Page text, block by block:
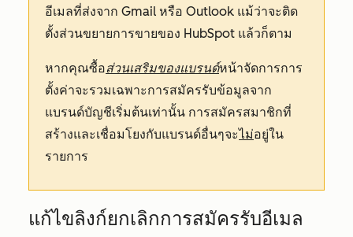
อีเมลที่ส่งจาก Gmail หรือ Outlook แม้ว่าจะติด
ตั้งส่วนขยายการขายของ HubSpot แล้วก็ตาม
หากคุณซื้อส่วนเสริมของแบรนด์หน้าจัดการการ
ตั้งค่าจะรวมเฉพาะการสมัครรับข้อมูลจาก
แบรนด์บัญชีเริ่มต้นเท่านั้น การสมัครสมาชิกที่
สร้างและเชื่อมโยงกับแบรนด์อื่นๆจะไม่อยู่ใน
รายการ
แก้ไขลิงก์ยกเลิกการสมัครรับอีเมล